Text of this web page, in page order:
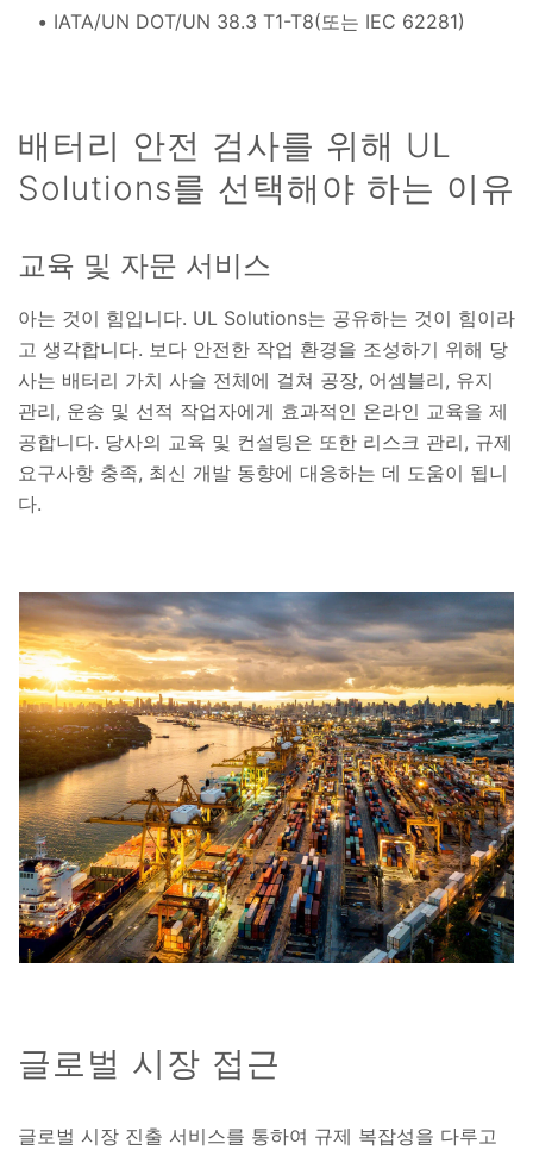
IATA/UN DOT/UN 38.3 T1-T8(또는 IEC 62281)
배터리 안전 검사를 위해 UL
Solutions를 선택해야 하는 이유
교육 및 자문 서비스
아는 것이 힘입니다. UL Solutions는 공유하는 것이 힘이라
고 생각합니다. 보다 안전한 작업 환경을 조성하기 위해 당
사는 배터리 가치 사슬 전체에 걸쳐 공장, 어셈블리, 유지
관리, 운송 및 선적 작업자에게 효과적인 온라인 교육을 제
공합니다. 당사의 교육 및 컨설팅은 또한 리스크 관리, 규제
요구사항 충족, 최신 개발 동향에 대응하는 데 도움이 됩니
다.
글로벌 시장 접근
글로벌 시장 진출 서비스를 통하여 규제 복잡성을 다루고